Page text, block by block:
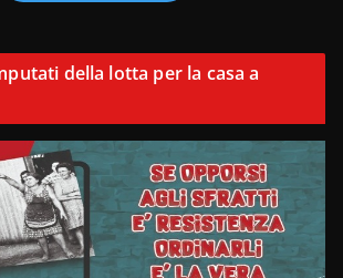
della lotta per la casa a